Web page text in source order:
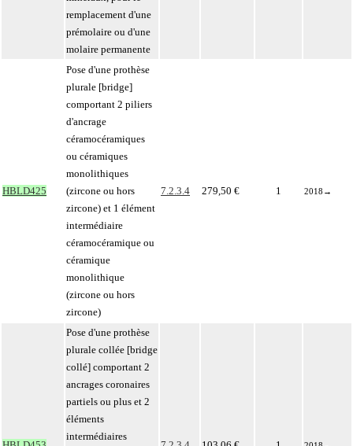
remplacement d'une
prémolaire ou d'une
molaire permanente
HBLD425
Pose d'une prothèse
plurale [bridge]
comportant 2 piliers
d'ancrage
céramocéramiques
ou céramiques
monolithiques
(zircone ou hors
zircone) et 1 élément
intermédiaire
céramocéramique ou
céramique
monolithique
(zircone ou hors
zircone)
7.2.3.4 279,50 € 1 2018 →
Pose d'une prothèse
plurale collée [bridge
collé] comportant 2
ancrages coronaires
partiels ou plus et 2
éléments
intermédiaires